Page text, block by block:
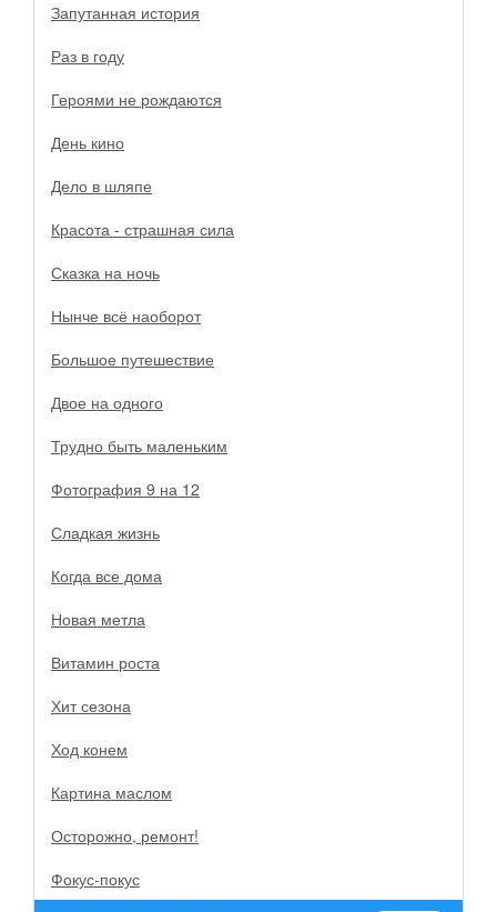
Запутанная история
Раз в году
Героями не рождаются
День кино
Дело в шляпе
Красота - страшная сила
Сказка на ночь
Нынче всё наоборот
Большое путешествие
Двое на одного
Трудно быть маленьким
Фотография 9 на 12
Сладкая жизнь
Когда все дома
Новая метла
Витамин роста
Хит сезона
Ход конем
Картина маслом
Осторожно, ремонт!
Фокус-покус